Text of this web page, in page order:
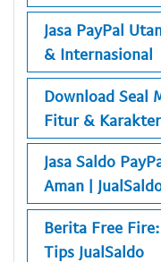
Jasa PayPal
& Internasional
Download Seal
Fitur & Karakter
Jasa Saldo
Aman |
Berita Free
Tips JualSaldo